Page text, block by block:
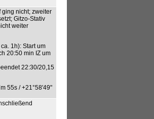
ging nicht; zweiter
Gitzo-Stativ
weiter
1h): Start um
20:50 min IZ um
22:30/20,15
55s / +21°58'49"